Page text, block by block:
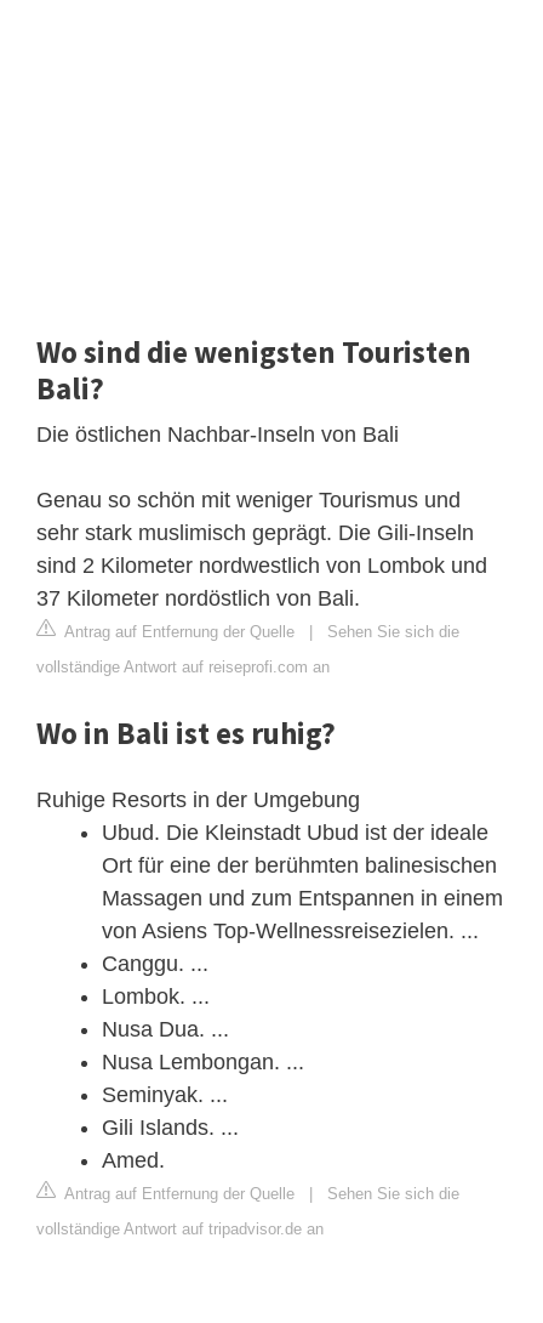
Wo sind die wenigsten Touristen
Bali?
Die östlichen Nachbar-Inseln von Bali
Genau so schön mit weniger Tourismus und
sehr stark muslimisch geprägt. Die Gili-Inseln
sind 2 Kilometer nordwestlich von Lombok und
37 Kilometer nordöstlich von Bali.
Antrag auf Entfernung der Quelle
Sehen Sie sich die
vollständige Antwort auf reiseprofi.com an
Wo in Bali ist es ruhig?
Ruhige Resorts in der Umgebung
Ubud. Die Kleinstadt Ubud ist der ideale
Ort für eine der berühmten balinesischen
Massagen und zum Entspannen in einem
von Asiens Top-Wellnessreisezielen. ...
Canggu. ...
Lombok. ...
Nusa Dua. ...
Nusa Lembongan. ...
Seminyak. ...
Gili Islands. ...
Amed.
Antrag auf Entfernung der Quelle
Sehen Sie sich die
vollständige Antwort auf tripadvisor.de an